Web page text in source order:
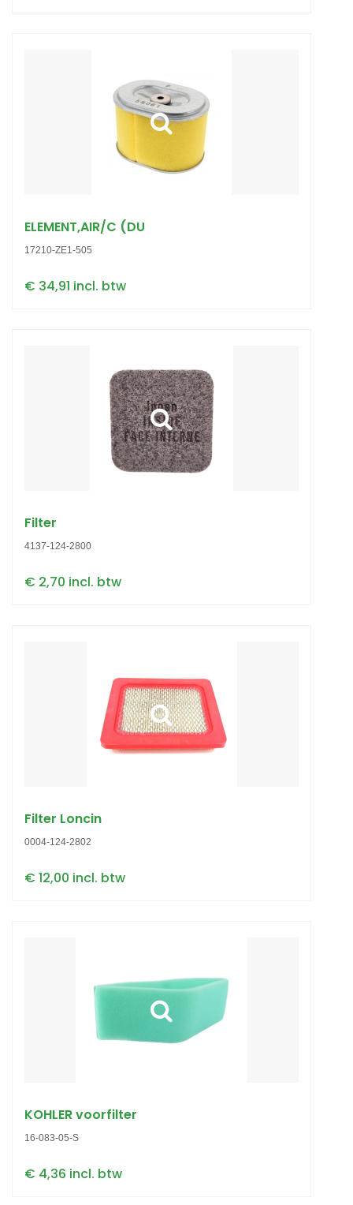
ELEMENT,AIR/C (DU
17210-ZE1-505
€ 34,91 incl. btw
Filter
4137-124-2800
€ 2,70 incl. btw
Filter Loncin
0004-124-2802
€ 12,00 incl. btw
KOHLER voorfilter
16-083-05-S
€ 4,36 incl. btw